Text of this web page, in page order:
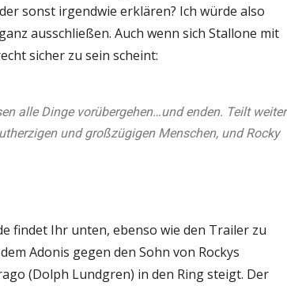
sonst irgendwie erklären? Ich würde also
ausschließen. Auch wenn sich Stallone mit
sicher zu sein scheint:
alle Dinge vorübergehen…und enden. Teilt weiter
und großzügigen Menschen, und Rocky
findet Ihr unten, ebenso wie den Trailer zu
Adonis gegen den Sohn von Rockys
(Dolph Lundgren) in den Ring steigt. Der